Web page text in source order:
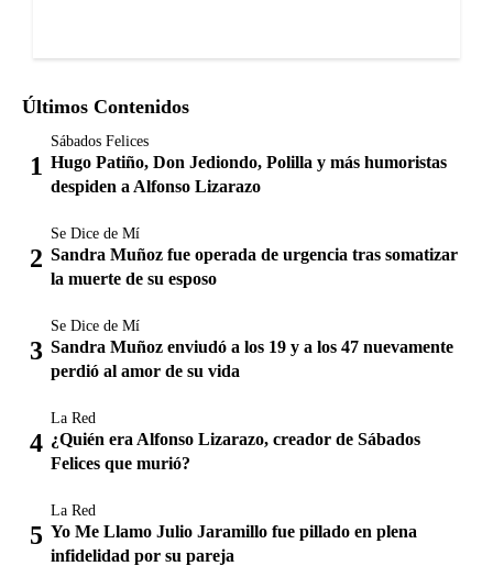
Últimos Contenidos
Sábados Felices
Hugo Patiño, Don Jediondo, Polilla y más humoristas
despiden a Alfonso Lizarazo
Se Dice de Mí
Sandra Muñoz fue operada de urgencia tras somatizar
la muerte de su esposo
Se Dice de Mí
Sandra Muñoz enviudó a los 19 y a los 47 nuevamente
perdió al amor de su vida
La Red
¿Quién era Alfonso Lizarazo, creador de Sábados
Felices que murió?
La Red
Yo Me Llamo Julio Jaramillo fue pillado en plena
infidelidad por su pareja